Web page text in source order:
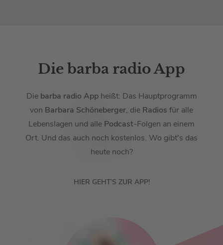
Die barba radio App
Diebarba radio Appheißt: Das Hauptprogramm
von Barbara Schöneberger, die Radios für alle
Lebenslagen und alle Podcast-Folgen an einem
Ort. Und das auch noch kostenlos. Wo gibt's das
heute noch?
HIER GEHT’S ZUR APP!